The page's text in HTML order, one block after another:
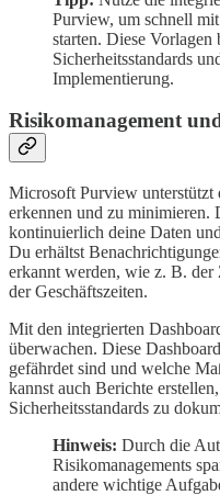
Purview, um schnell
starten. Diese Vorlagen
Sicherheitsstandards
Implementierung.
Risikomanagement
Microsoft Purview
erkennen und zu minimieren.
kontinuierlich deine Daten
Du erhältst
erkannt werden, wie z. B.
der Geschäftszeiten.
Mit den integrierten
überwachen. Diese
gefährdet sind und welche
kannst auch Berichte
Sicherheitsstandards zu
Hinweis: Durch die
Risikomanagements
andere wichtige